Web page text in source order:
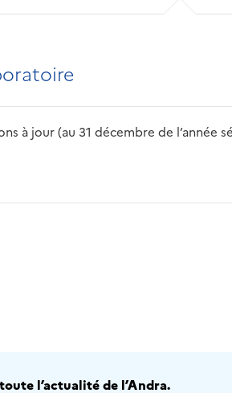
à jour (au 31 décembre de l’année
l’actualité de l’Andra.